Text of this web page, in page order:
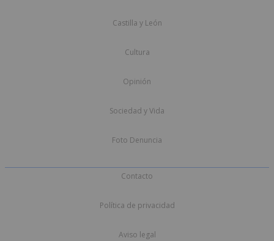
Castilla y León
Cultura
Opinión
Sociedad y Vida
Foto Denuncia
Contacto
Política de privacidad
Aviso legal